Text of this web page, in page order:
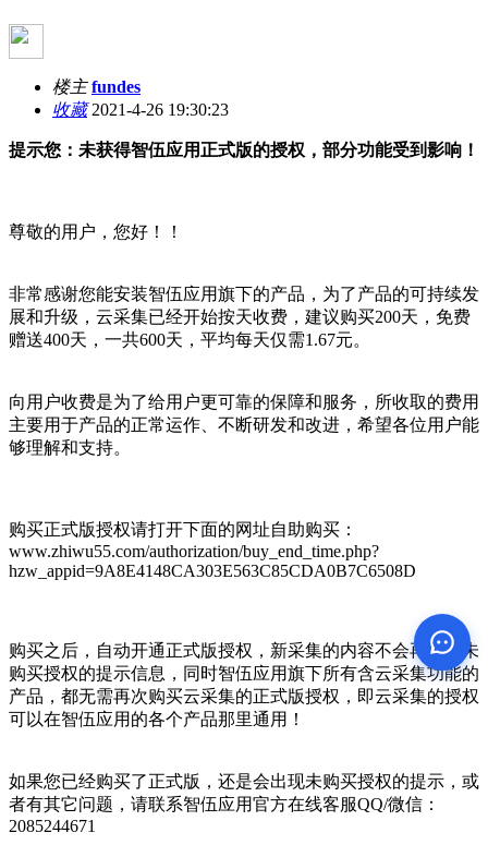
楼主 fundes
收藏2021-4-26 19:30:23
提示您：未获得智伍应用正式版的授权，部分功能受到影响！
尊敬的用户，您好！！
非常感谢您能安装智伍应用旗下的产品，为了产品的可持续发
展和升级，云采集已经开始按天收费，建议购买200天，免费
赠送400天，一共600天，平均每天仅需1.67元。
向用户收费是为了给用户更可靠的保障和服务，所收取的费用
主要用于产品的正常运作、不断研发和改进，希望各位用户能
够理解和支持。
购买正式版授权请打开下面的网址自助购买：
www.zhiwu55.com/authorization/buy_end_time.php?
hzw_appid=9A8E4148CA303E563C85CDA0B7C6508D
购买之后，自动开通正式版授权，新采集的内容不会再出现未
购买授权的提示信息，同时智伍应用旗下所有含云采集功能的
产品，都无需再次购买云采集的正式版授权，即云采集的授权
可以在智伍应用的各个产品那里通用！
如果您已经购买了正式版，还是会出现未购买授权的提示，或
者有其它问题，请联系智伍应用官方在线客服QQ/微信：
2085244671